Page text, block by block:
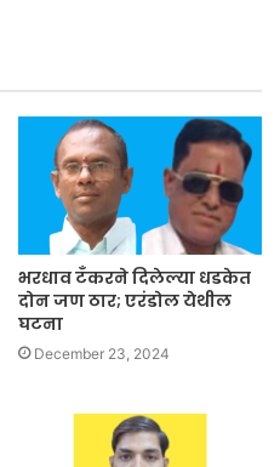
भरधाव टँकरने दिलेल्या धडकेत
दोन जण ठार; एरंडोल येथील
घटना
December 23, 2024